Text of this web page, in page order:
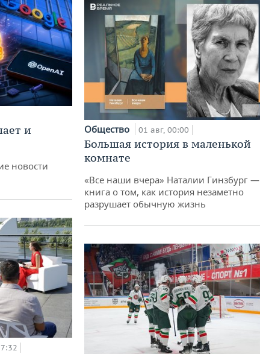
и
новости
Общество 01 авг, 00:00
Большая история в маленькой
комнате
«Все наши вчера» Наталии Гинзбург —
книга о том, как история незаметно
разрушает обычную жизнь